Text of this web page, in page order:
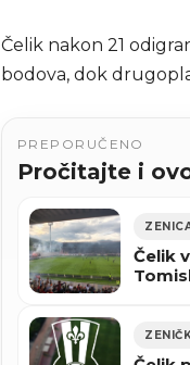
Čelik nakon 21
bodova, dok
PREPORUČENO
Pročitajte i
Čelik